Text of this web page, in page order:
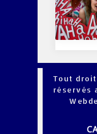
Tout
réservés